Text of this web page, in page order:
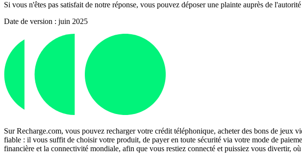
Si vous n'êtes pas satisfait de notre réponse, vous pouvez déposer une plainte auprès de
Date de version : juin 2025
Sur Recharge.com, vous pouvez recharger votre crédit téléphonique, acheter des bons de jeux
fiable : il vous suffit de choisir votre produit, de payer en toute sécurité via votre mode de
financière et la connectivité mondiale, afin que vous restiez connecté et puissiez vous divertir,